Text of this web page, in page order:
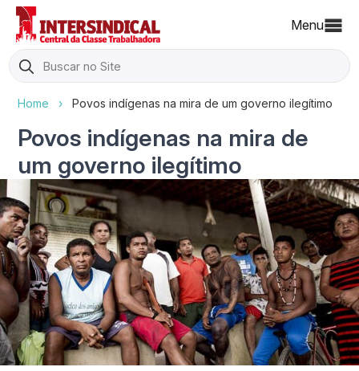
Menu
Search
for:
Home › Povos indígenas na mira de um governo ilegítimo
Povos indígenas na mira de
um governo ilegítimo